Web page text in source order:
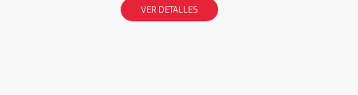
VER DETALLES